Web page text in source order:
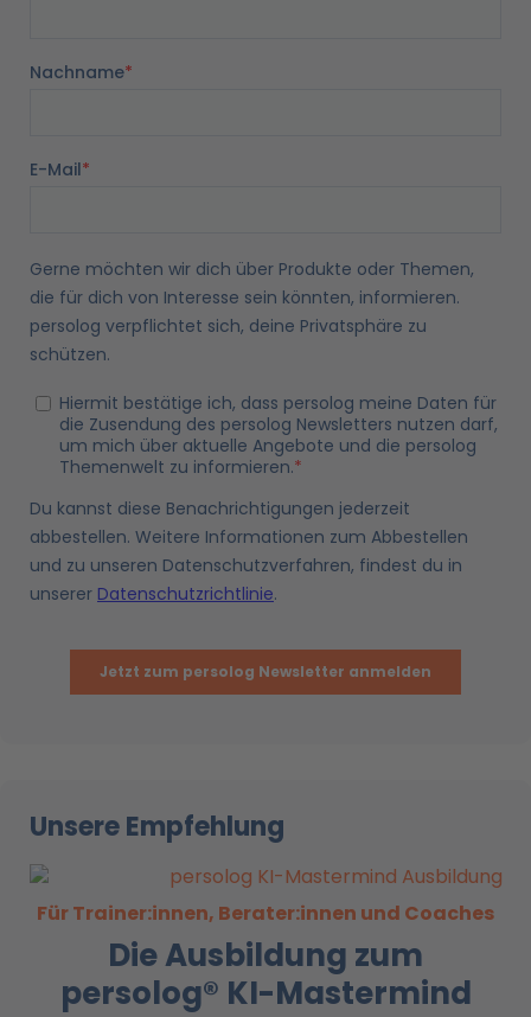
Unsere Empfehlung
Für Trainer:innen, Berater:innen und Coaches
Die Ausbildung zum
persolog® KI-Mastermind